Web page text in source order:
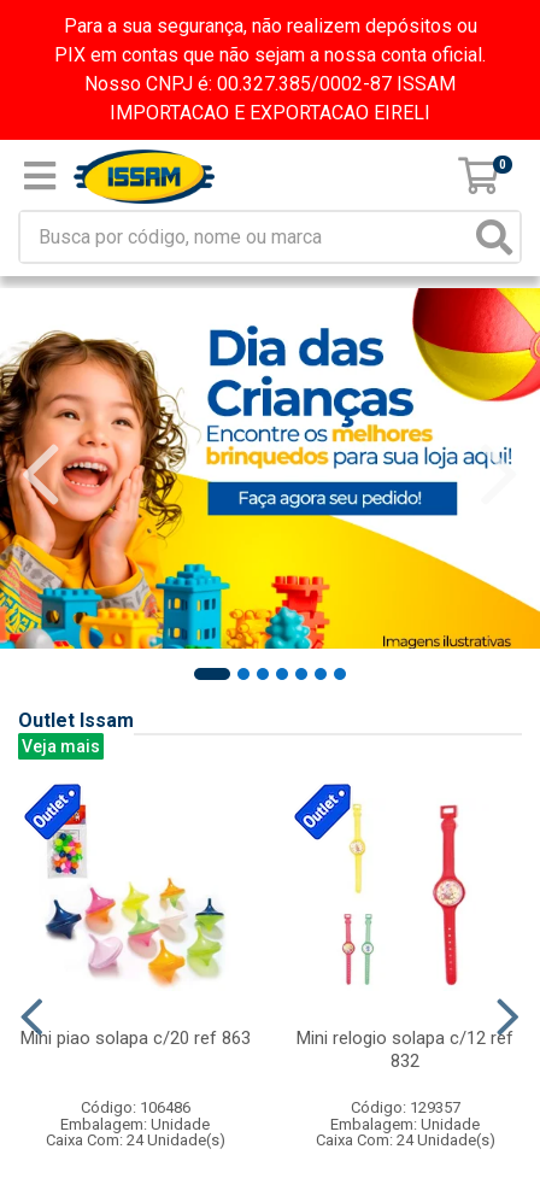
Para a sua segurança, não realizem depósitos ou
PIX em contas que não sejam a nossa conta oficial.
Nosso CNPJ é: 00.327.385/0002-87 ISSAM
IMPORTACAO E EXPORTACAO EIRELI
0
Outlet Issam
Veja mais
Mini piao solapa c/20 ref 863
Código: 106486
Embalagem: Unidade
Caixa Com: 24 Unidade(s)
Mini relogio solapa c/12 ref
832
Código: 129357
Embalagem: Unidade
Caixa Com: 24 Unidade(s)